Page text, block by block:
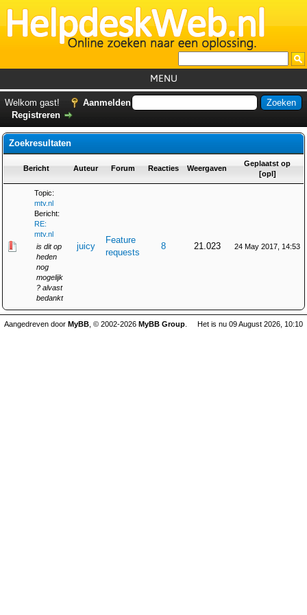
MENU
Helpdesks
Welkom gast!
Aanmelden
Registreren
Zoekresultaten
Bericht Auteur Forum Reacties Weergaven
Geplaatst op
[opl]
Topic:
mtv.nl
Bericht:
RE:
mtv.nl
is dit op
heden
nog
mogelijk
? alvast
bedankt
juicy
Feature
requests
8 21.023 24 May 2017, 14:53
Het is nu 09 August 2026, 10:10
Aangedreven door MyBB , © 2002-2026 MyBB Group